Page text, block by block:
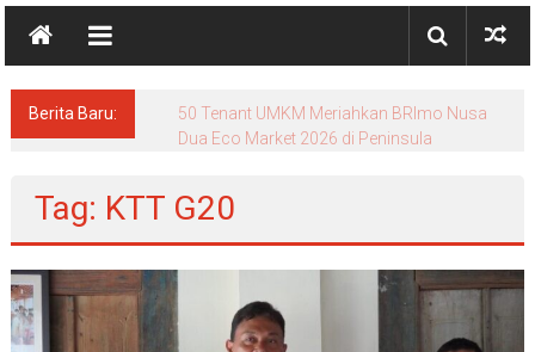
Berita Baru:
Komisi I DPRD Bali Sidak Bea Cukai Ngurah
Rai
Tag: KTT G20